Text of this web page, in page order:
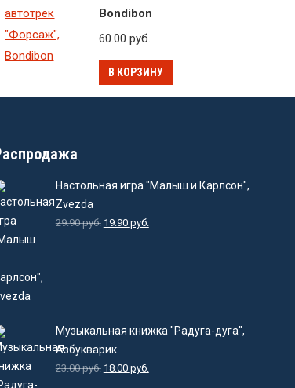
Bondibon
60.00руб.
В КОРЗИНУ
Настольная игра "Малыш и Карлсон",
Zvezda
29.90руб. 19.90 руб.
Музыкальная книжка "Радуга-дуга",
Азбукварик
23.00руб. 18.00 руб.